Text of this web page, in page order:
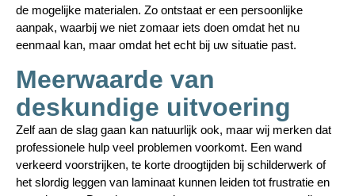
de mogelijke materialen. Zo ontstaat er een persoonlijke
aanpak, waarbij we niet zomaar iets doen omdat het nu
eenmaal kan, maar omdat het echt bij uw situatie past.
Meerwaarde van
deskundige uitvoering
Zelf aan de slag gaan kan natuurlijk ook, maar wij merken dat
professionele hulp veel problemen voorkomt. Een wand
verkeerd voorstrijken, te korte droogtijden bij schilderwerk of
het slordig leggen van laminaat kunnen leiden tot frustratie en